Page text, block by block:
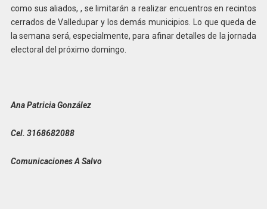
como sus aliados, , se limitarán a realizar encuentros en recintos
cerrados de Valledupar y los demás municipios. Lo que queda de
la semana será, especialmente, para afinar detalles de la jornada
electoral del próximo domingo.
Ana Patricia González
Cel. 3168682088
Comunicaciones A Salvo